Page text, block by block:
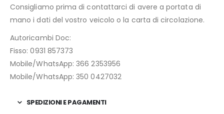
Consigliamo prima di contattarci di avere a portata di
mano i dati del vostro veicolo o la carta di circolazione.
Autoricambi Doc:
Fisso: 0931 857373
Mobile/WhatsApp: 366 2353956
Mobile/WhatsApp: 350 0427032
SPEDIZIONI E PAGAMENTI